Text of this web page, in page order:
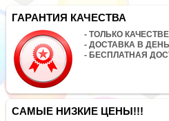
ГАРАНТИЯ КАЧЕСТВА
- ТОЛЬКО
- ДОСТАВКА В
- БЕСПЛАТНАЯ
САМЫЕ НИЗКИЕ ЦЕНЫ!!!